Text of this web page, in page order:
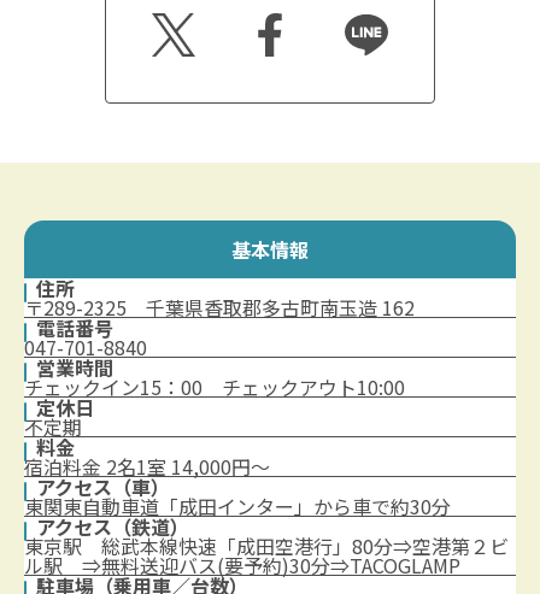
Twitt
er
Faceb
ook
Line
基本情報
住所
〒289-2325 千葉県香取郡多古町南玉造 162
電話番号
047-701-8840
営業時間
チェックイン15：00 チェックアウト10:00
定休日
不定期
料金
宿泊料金 2名1室 14,000円～
アクセス（車）
東関東自動車道「成田インター」から車で約30分
アクセス（鉄道）
東京駅 総武本線快速「成田空港行」80分⇒空港第２ビ
ル駅 ⇒無料送迎バス(要予約)30分⇒TACOGLAMP
駐車場（乗用車／台数）